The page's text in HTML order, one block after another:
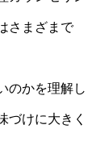
さまざまで
のかを理解し
づけに大きく